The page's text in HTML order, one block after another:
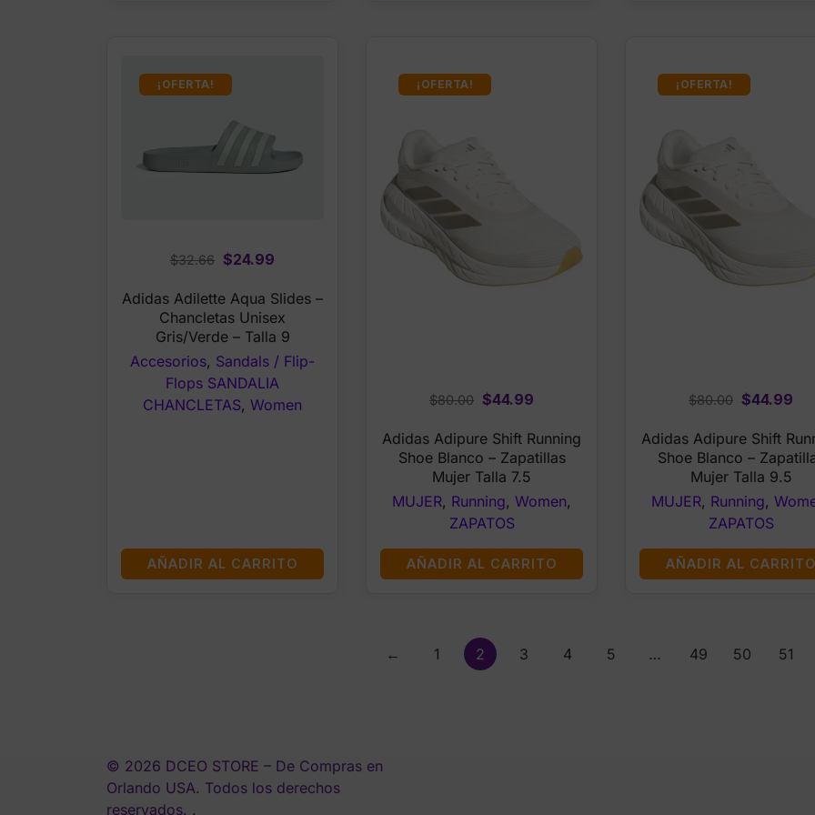
¡OFERTA!
$32.66 Original
was:
$32.66.
$24.99
is:
$24.99.
Adidas Adilette Aqua Slides –
Chancletas Unisex
Gris/Verde – Talla 9
Accesorios, Sandals / Flip-
Flops SANDALIA
CHANCLETAS, Women
AÑADIR AL CARRITO
¡OFERTA!
$80.00 Original
was:
$80.00.
$44.99
is:
$44.99.
Adidas Adipure Shift Running
Shoe Blanco – Zapatillas
Mujer Talla 7.5
MUJER, Running, Women,
ZAPATOS
AÑADIR AL CARRITO
¡OFERTA!
$80.00 Original
was:
$80.00.
$44.99
is:
Adidas Adipure Shift
Shoe Blanco –
Mujer Talla 9.5
MUJER, Running,
ZAPATOS
AÑADIR AL CARRITO
← 1 2 3 4 5 … 49 50 51
© 2026 DCEO STORE – De Compras en
Orlando USA. Todos los derechos
reservados. .